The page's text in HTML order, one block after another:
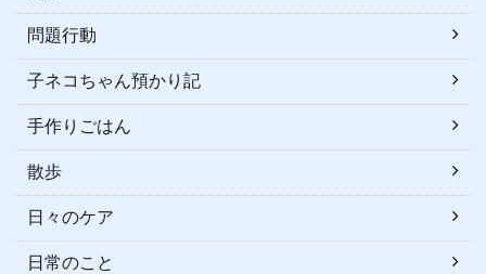
問題行動
子ネコちゃん預かり記
手作りごはん
散歩
日々のケア
日常のこと